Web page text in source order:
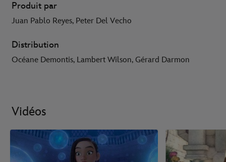
Produit par
Juan Pablo Reyes, Peter Del Vecho
Distribution
Océane Demontis, Lambert Wilson, Gérard Darmon
Vidéos